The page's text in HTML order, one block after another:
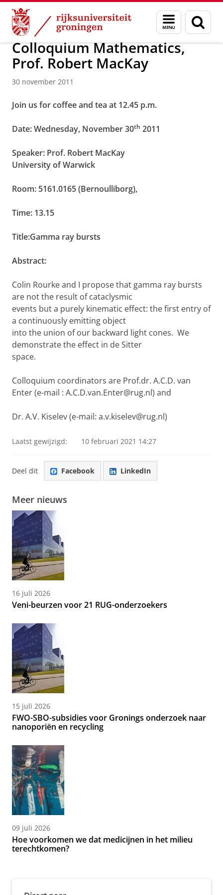
Skip
Content
Skip
Navigation
Menu
en
zoeken
Over ons Actueel Nieuws Nieuwsberichten
Colloquium Mathematics,
Prof. Robert MacKay
30 november 2011
Join us for coffee and tea at 12.45 p.m.
Date: Wednesday, November 30th 2011
Speaker: Prof. Robert MacKay
University of Warwick
Room: 5161.0165 (Bernoulliborg),
Time: 13.15
Title:Gamma ray bursts
Abstract:
Colin Rourke and I propose that gamma ray bursts
are not the result of cataclysmic
events but a purely kinematic effect: the first entry of
a continuously emitting object
into the union of our backward light cones. We
demonstrate the effect in de Sitter
space.
Colloquium coordinators are Prof.dr. A.C.D. van
Enter (e-mail : A.C.D.van.Enter@rug.nl) and
Dr. A.V. Kiselev (e-mail: a.v.kiselev@rug.nl)
Laatst gewijzigd: 10 februari 2021 14:27
Deel dit Facebook LinkedIn
Meer nieuws
16 juli 2026
Veni-beurzen voor 21 RUG-onderzoekers
15 juli 2026
FWO-SBO-subsidies voor Gronings onderzoek naar
nanoporiën en recycling
09 juli 2026
Hoe voorkomen we dat medicijnen in het milieu
terechtkomen?